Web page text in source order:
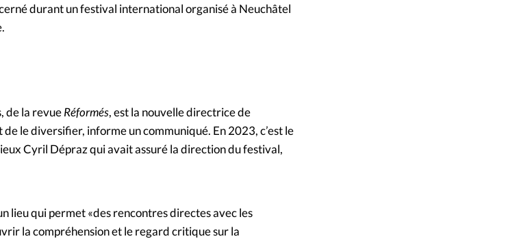
durant un festival international organisé à Neuchâtel
de la revueRéformés, est la nouvelle directrice de
le diversifier, informe un communiqué. En 2023, c’est le
Cyril Dépraz qui avait assuré la direction du festival,
lieu qui permet «des rencontres directes avec les
la compréhension et le regard critique sur la